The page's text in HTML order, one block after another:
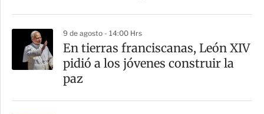
9 de agosto - 14:00 Hrs
En tierras franciscanas, León XIV
pidió a los jóvenes construir la
paz